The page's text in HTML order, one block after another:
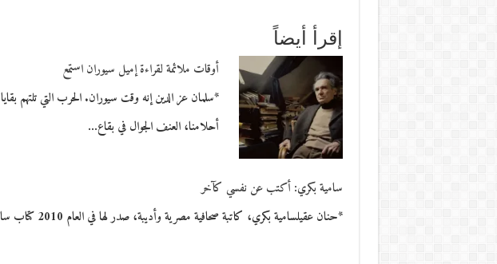
إقرأ أيضاً
أوقات ملائمة لقراءة إميل سيوران استمع
*سلمان عز الدين إنه وقت سيوران. الحرب التي تلتهم بقايا
أحلامنا، العنف الجوال في بقاع…
سامية بكري: أكتب عن نفسي كآخر
*حنان عقيلسامية بكري، كاتبة صحافية مصرية وأديبة، صدر لها في العام 2010 كتاب ساخر بعنوان…